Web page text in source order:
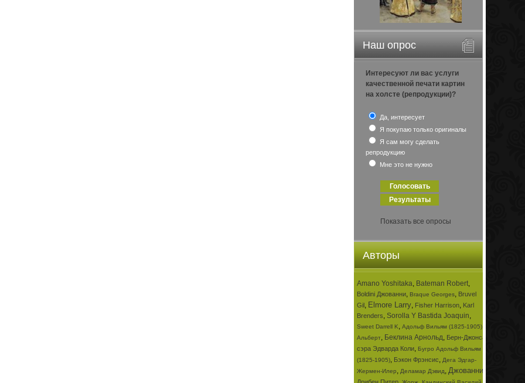
Наш опрос
Интересуют ли вас услуги
качественной печати картин
на холсте (репродукции)?
Да, интересует
Я покупаю только оригиналы
Я сам могу сделать
репродукцию
Мне это не нужно
Показать все опросы
Авторы
Amano Yoshitaka, Bateman Robert,
Boldini Джованни, Braque Georges, Bruvel
Gil, Elmore Larry, Fisher Harrison, Karl
Brenders, Sorolla Y Bastida Joaquin,
Sweet Darrell K, Адольф Вильям (1825-1905)
Альберт, Беклина Арнольд, Берн-Джонса
сэра Эдварда Коли, Бугро Адольф Вильям
(1825-1905), Бэкон Фрэнсис, Дега Эдгар-
Жермен-Илер, Деламар Дэвид, Джованни